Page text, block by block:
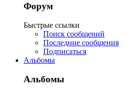
Форум
Быстрые ссылки
Поиск сообщений
Последние сообщения
Подписаться
Альбомы
Альбомы